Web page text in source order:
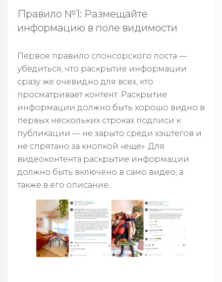
Правило №1: Размещайте
информацию в поле видимости
Первое правило спонсорского поста —
убедиться, что раскрытие информации
сразу же очевидно для всех, кто
просматривает контент. Раскрытие
информации должно быть хорошо видно в
первых нескольких строках подписи к
публикации — не зарыто среди хэштегов и
не спрятано за кнопкой «еще». Для
видеоконтента раскрытие информации
должно быть включено в само видео, а
также в его описание.